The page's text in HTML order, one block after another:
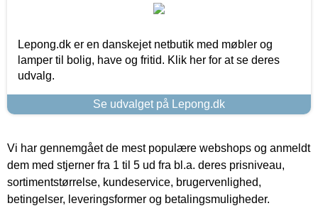
Lepong.dk er en danskejet netbutik med møbler og
lamper til bolig, have og fritid. Klik her for at se deres
udvalg.
Se udvalget på Lepong.dk
Vi har gennemgået de mest populære webshops og anmeldt
dem med stjerner fra 1 til 5 ud fra bl.a. deres prisniveau,
sortimentstørrelse, kundeservice, brugervenlighed,
betingelser, leveringsformer og betalingsmuligheder.